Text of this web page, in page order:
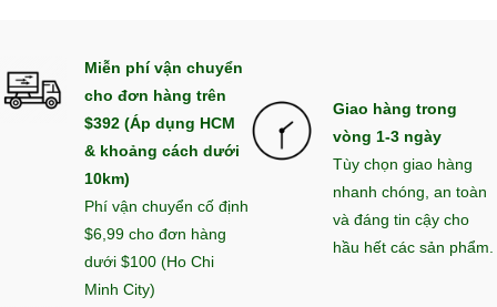
Miễn phí vận chuyển
cho đơn hàng trên
$392 (Áp dụng HCM
& khoảng cách dưới
10km)
Phí vận chuyển cố định
$6,99 cho đơn hàng
dưới $100 (Ho Chi
Minh City)
Giao hàng trong
vòng 1-3 ngày
Tùy chọn giao hàng
nhanh chóng, an toàn
và đáng tin cậy cho
hầu hết các sản phẩm.